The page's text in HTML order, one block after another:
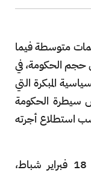
متوسطة فيما
حجم الحكومة، في
المبكرة التي
سيطرة الحكومة
استطلاع أجرته
أُجري الاستطلاع في الفترة من 13 إلى 18 فبراير شباط،